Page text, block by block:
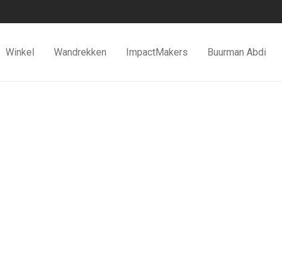
Winkel Wandrekken ImpactMakers Buurman Abdi